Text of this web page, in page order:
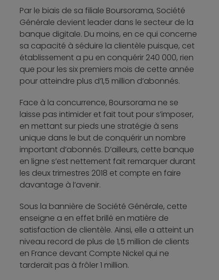
Par le biais de sa filiale Boursorama, Société
Générale devient leader dans le secteur de la
banque digitale. Du moins, en ce qui concerne
sa capacité à séduire la clientèle puisque, cet
établissement a pu en conquérir 240 000, rien
que pour les six premiers mois de cette année
pour atteindre plus d’1,5 million d’abonnés.
Face à la concurrence, Boursorama ne se
laisse pas intimider et fait tout pour s’imposer,
en mettant sur pieds une stratégie à sens
unique dans le but de conquérir un nombre
important d’abonnés. D’ailleurs, cette banque
en ligne s’est nettement fait remarquer durant
les deux trimestres 2018 et compte en faire
davantage à l’avenir.
Sous la bannière de Société Générale, cette
enseigne a en effet brillé en matière de
satisfaction de clientèle. Ainsi, elle a atteint un
niveau record de plus de 1,5 million de clients
en France devant Compte Nickel qui ne
tarderait pas à frôler 1 million.